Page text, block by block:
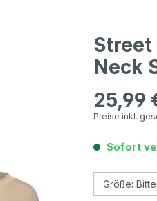
Street
Neck
Regulärer
25,99
Preise inkl.
Sofort